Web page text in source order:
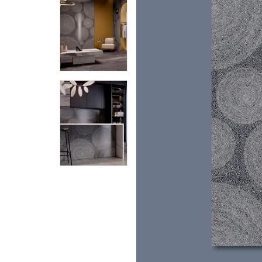
Piedra Sinterizada - Infinity